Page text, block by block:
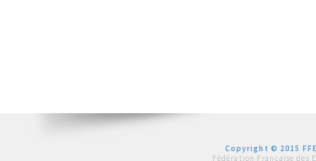
Copyright © 2015
Fédération Française des